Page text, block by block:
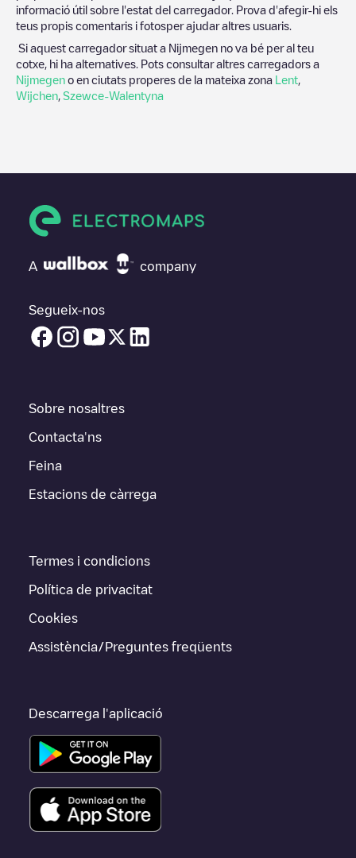
informació útil sobre l'estat del carregador. Prova d'afegir-hi els
teus propis comentaris i fotosper ajudar altres usuaris.
Si aquest carregador situat a Nijmegen no va bé per al teu
cotxe, hi ha alternatives. Pots consultar altres carregadors a
Nijmegen o en ciutats properes de la mateixa zona Lent
Wijchen Szewce-Walentyna
A company
Segueix-nos
Sobre nosaltres
Contacta'ns
Feina
Estacions de càrrega
Termes i condicions
Política de privacitat
Cookies
Assistència/Preguntes freqüents
Descarrega l'aplicació